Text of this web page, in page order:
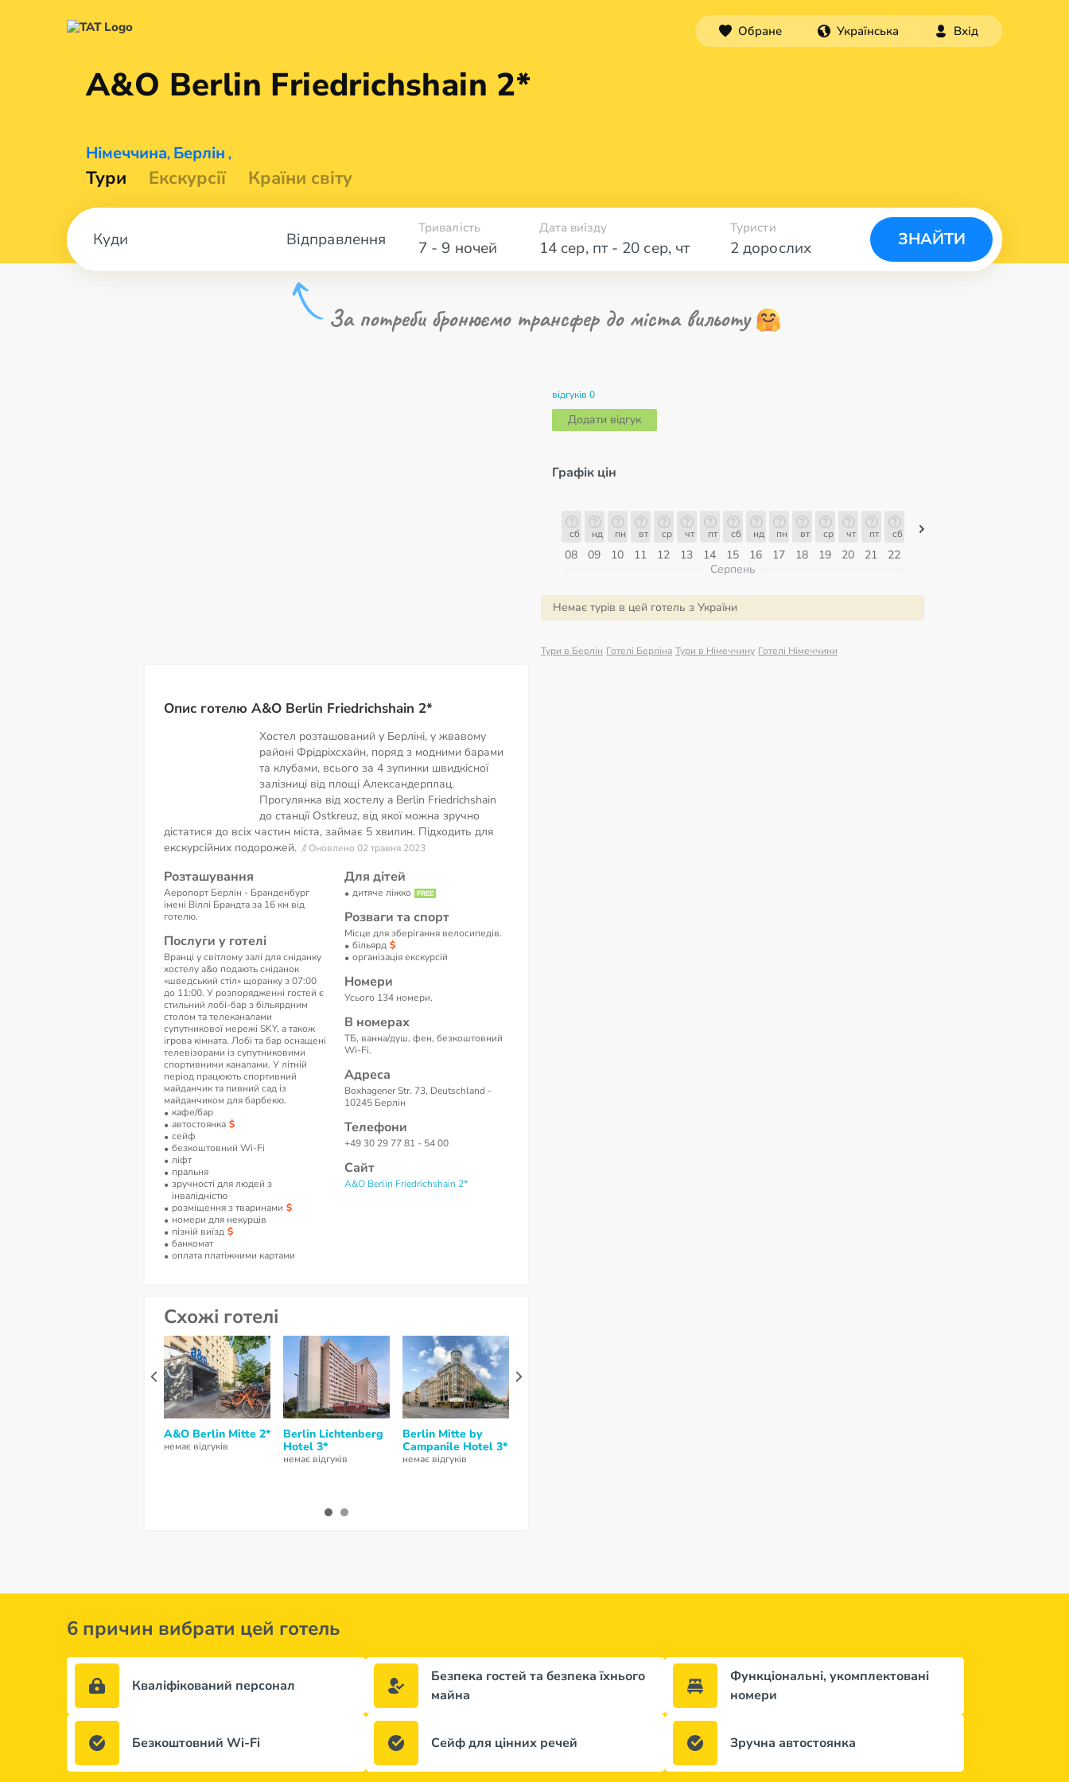
Обране Українська Вхід
A&O Berlin Friedrichshain 2*
Німеччина, Берлін ,
Тури Екскурсії Країни світу
Відправлення 7 - 9 ночей
Тривалість Дата виїзду
14 сер, пт- 20 сер, чт 2 дорослих
Туристи
ЗНАЙТИ
За потреби бронюємо трансфер до міста вильоту
Опис готелю A&O Berlin Friedrichshain 2*
Хостел розташований у Берліні, у жвавому
районі Фрідріхсхайн, поряд з модними барами
та клубами, всього за 4 зупинки швидкісної
залізниці від площі Александерплац.
Прогулянка від хостелу a Berlin Friedrichshain
до станції Ostkreuz, від якої можна зручно
дістатися до всіх частин міста, займає 5 хвилин. Підходить для
екскурсійних подорожей. // Оновлено 02 травня 2023
Розташування
Аеропорт Берлін - Бранденбург
імені Віллі Брандта за 16 км від
готелю.
Послуги у готелі
Вранці у світлому залі для сніданку
хостелу a&o подають сніданок
«шведський стіл» щоранку з 07:00
до 11:00. У розпорядженні гостей є
стильний лобі-бар з більярдним
столом та телеканалами
супутникової мережі SKY, а також
ігрова кімната. Лобі та бар оснащені
телевізорами із супутниковими
спортивними каналами. У літній
період працюють спортивний
майданчик та пивний сад із
майданчиком для барбекю.
кафе/бар
автостоянка
сейф
безкоштовний Wi-Fi
ліфт
пральня
зручності для людей з
інвалідністю
розміщення з тваринами
номери для некурців
пізній виїзд
банкомат
оплата платіжними картами
Для дітей
дитяче ліжко
Розваги та спорт
Місце для зберігання велосипедів.
більярд
організація екскурсій
Номери
Усього 134 номери.
В номерах
ТБ, ванна/душ, фен, безкоштовний
Wi-Fi.
Адреса
Boxhagener Str. 73, Deutschland -
10245 Берлін
Телефони
+49 30 29 77 81 - 54 00
Сайт
A&O Berlin Friedrichshain 2*
відгуків 0
Додати відгук
Графік цін
08
сб
09
нд
10
пн
11
вт
12
ср
13
чт
14
пт
15
сб
16
нд
17
пн
18
вт
19
ср
20
чт
21
пт
22
сб
Серпень
Немає турів в цей готель з України
Тури в Берлін Готелі Берліна Тури в Німеччину Готелі Німеччини
Схожі готелі
A&O Berlin Mitte 2*
немає відгуків
Berlin Lichtenberg
Hotel 3*
немає відгуків
Berlin Mitte by
Campanile Hotel 3*
немає відгуків
6 причин вибрати цей готель
Кваліфікований персонал
Безпека гостей та безпека їхнього
майна
Функціональні, укомплектовані
номери
Безкоштовний Wi-Fi Сейф для цінних речей Зручна автостоянка